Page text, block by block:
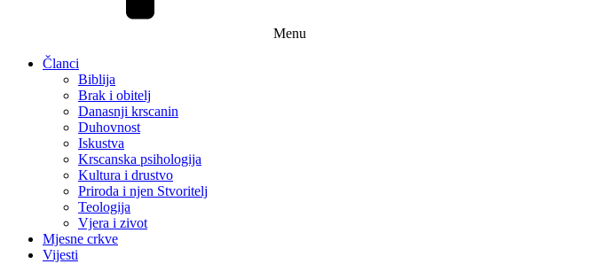
Menu
Članci
Biblija
Brak i obitelj
Danasnji krscanin
Duhovnost
Iskustva
Krscanska psihologija
Kultura i drustvo
Priroda i njen Stvoritelj
Teologija
Vjera i zivot
Mjesne crkve
Vijesti